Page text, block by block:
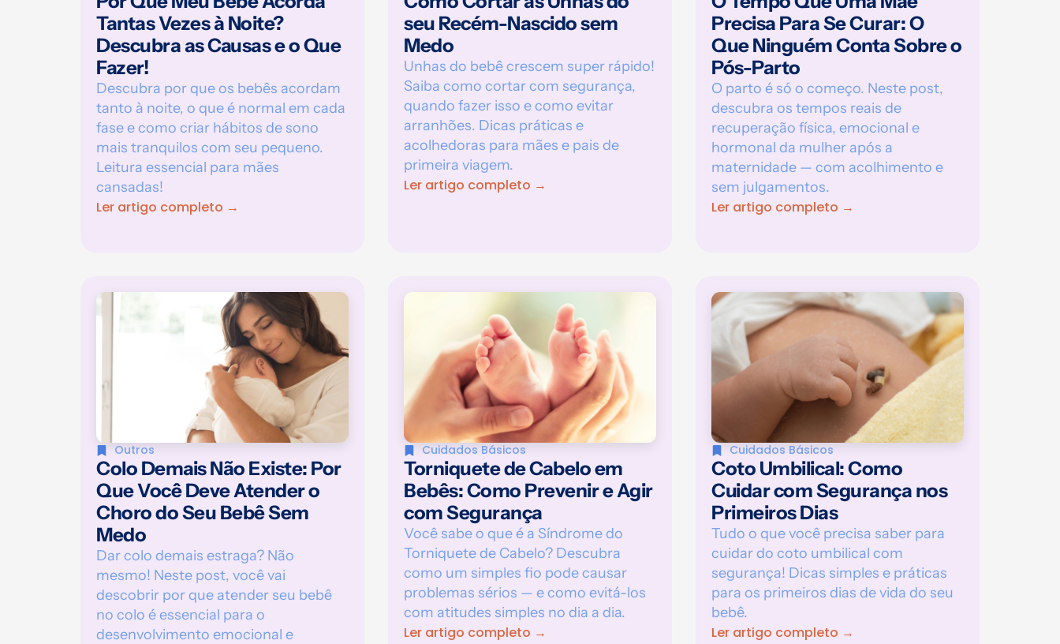
Tantas Vezes à Noite?
Descubra as Causas e o Que
Fazer!
Descubra por que os bebês acordam
tanto à noite, o que é normal em cada
fase e como criar hábitos de sono
mais tranquilos com seu pequeno.
Leitura essencial para mães
cansadas!
Ler artigo completo →
seu Recém-Nascido sem
Medo
Unhas do bebê crescem super rápido!
Saiba como cortar com segurança,
quando fazer isso e como evitar
arranhões. Dicas práticas e
acolhedoras para mães e pais de
primeira viagem.
Ler artigo completo →
Precisa Para Se Curar: O
Que Ninguém Conta Sobre o
Pós-Parto
O parto é só o começo. Neste post,
descubra os tempos reais de
recuperação física, emocional e
hormonal da mulher após a
maternidade — com acolhimento e
sem julgamentos.
Ler artigo completo →
Outros
Colo Demais Não Existe: Por
Que Você Deve Atender o
Choro do Seu Bebê Sem
Medo
Dar colo demais estraga? Não
mesmo! Neste post, você vai
descobrir por que atender seu bebê
no colo é essencial para o
desenvolvimento emocional e
Cuidados Básicos
Torniquete de Cabelo em
Bebês: Como Prevenir e Agir
com Segurança
Você sabe o que é a Síndrome do
Torniquete de Cabelo? Descubra
como um simples fio pode causar
problemas sérios — e como evitá-los
com atitudes simples no dia a dia.
Ler artigo completo →
Cuidados Básicos
Coto Umbilical: Como
Cuidar com Segurança nos
Primeiros Dias
Tudo o que você precisa saber para
cuidar do coto umbilical com
segurança! Dicas simples e práticas
para os primeiros dias de vida do seu
bebê.
Ler artigo completo →